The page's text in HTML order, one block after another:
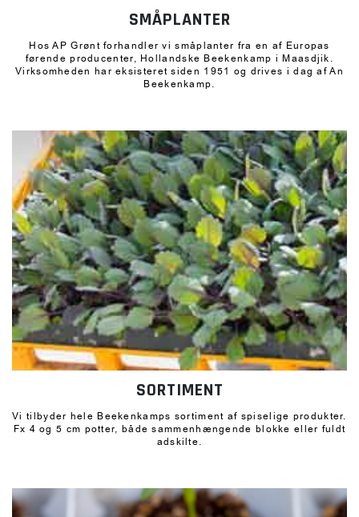
SMÅPLANTER
Hos AP Grønt forhandler vi småplanter fra en af Europas
førende producenter, Hollandske Beekenkamp i Maasdjik.
Virksomheden har eksisteret siden 1951 og drives i dag af An
Beekenkamp.
SORTIMENT
Vi tilbyder hele Beekenkamps sortiment af spiselige produkter.
Fx 4 og 5 cm potter, både sammenhængende blokke eller fuldt
adskilte.